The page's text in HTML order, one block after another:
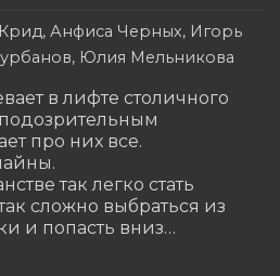
Анфиса Черных, Игорь
Юлия Мельникова
в лифте столичного
про них все.
так легко стать
сложно выбраться из
и попасть вниз…